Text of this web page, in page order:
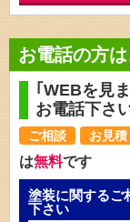
お電話の方は
｢WEBを見
お電話下さ
ご相談 お見積
は無料です
塗装に関するご
下さい